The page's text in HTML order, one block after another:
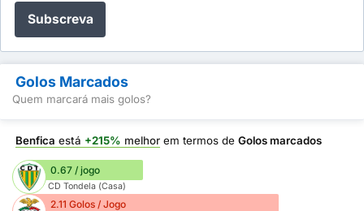
Subscreva
Golos Marcados
Quem marcará mais golos?
Benfica está +215% melhor em termos de Golos marcados
0.67 / jogo
CD Tondela (Casa)
2.11 Golos / Jogo